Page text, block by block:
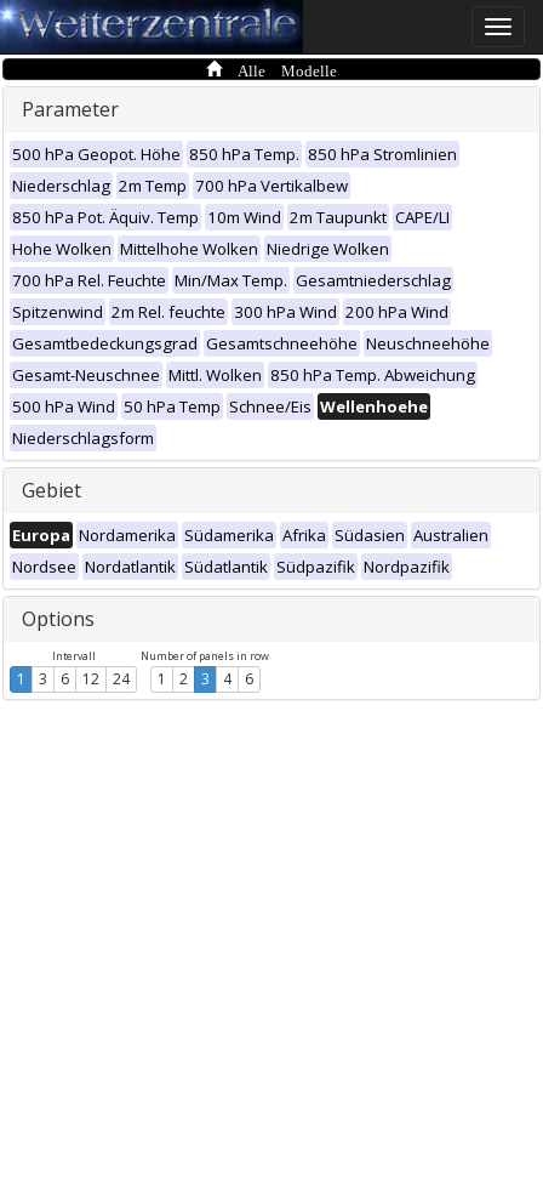
Toggle
Alle Modelle
Parameter
500 hPa Geopot. Höhe 850 hPa Temp. 850 hPa Stromlinien
Niederschlag 2m Temp 700 hPa Vertikalbew
850 hPa Pot. Äquiv. Temp 10m Wind 2m Taupunkt CAPE/LI
Hohe Wolken Mittelhohe Wolken Niedrige Wolken
700 hPa Rel. Feuchte Min/Max Temp. Gesamtniederschlag
Spitzenwind 2m Rel. feuchte 300 hPa Wind 200 hPa Wind
Gesamtbedeckungsgrad Gesamtschneehöhe Neuschneehöhe
Gesamt-Neuschnee Mittl. Wolken 850 hPa Temp. Abweichung
500 hPa Wind 50 hPa Temp Schnee/Eis Wellenhoehe
Niederschlagsform
Gebiet
Europa Nordamerika Südamerika Afrika Südasien Australien
Nordsee Nordatlantik Südatlantik Südpazifik Nordpazifik
Options
Intervall
1 3 6 12 24
Number of panels in row
1 2 3 4 6